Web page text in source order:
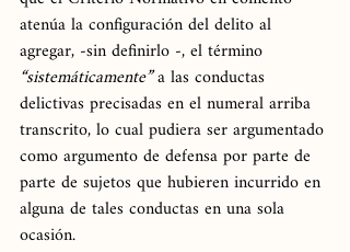
atenúa la configuración del delito al
agregar, -sin definirlo -, el término
“sistemáticamente” a las conductas
delictivas precisadas en el numeral arriba
transcrito, lo cual pudiera ser argumentado
como argumento de defensa por parte de
parte de sujetos que hubieren incurrido en
alguna de tales conductas en una sola
ocasión.